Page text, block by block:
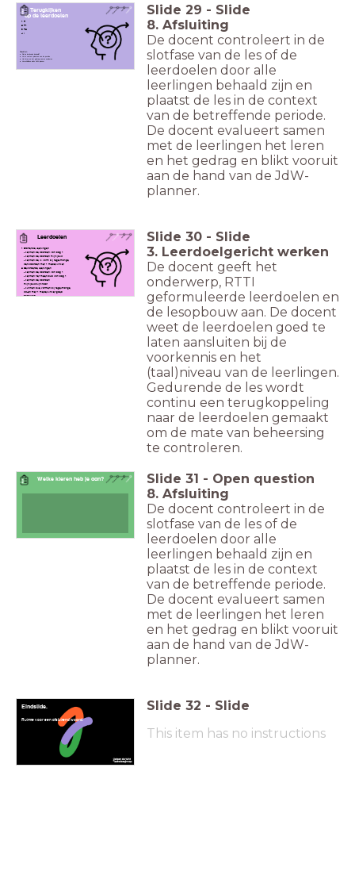
Terugkijken
op de leerdoelen
R
T1
T2
I
Checklist:
Zijn de leerdoelen behaald?
Les in context plaatsen van de periode
Het leren en het gedrag samen evalueren
Vooruitblikken adhv JdW-planner
Slide 29 - Slide
8. Afsluiting
De docent controleert in de
slotfase van de les of de
leerdoelen door alle
leerlingen behaald zijn en
plaatst de les in de context
van de betreffende periode.
De docent evalueert samen
met de leerlingen het leren
en het gedrag en blikt vooruit
aan de hand van de JdW-
planner.
Leerdoelen
Startende leerlingen
- kennen de woorden van dag 1
- kennen de woorden mijn/jouw
- kennen de ik vorm bij regelmatige
werkwoorden met 1 medeklinker
Gevorderde leerlingen
- kennen de woorden van dag 1
- kennen het meervoud van dag 1
- kennen de woorden
mijn/jouw/zijn/haar
- kunnen alle vormen bij regelmatige
ww-en met 1 medeklinker goed
schrijven
Slide 30 - Slide
3. Leerdoelgericht werken
De docent geeft het
onderwerp, RTTI
geformuleerde leerdoelen en
de lesopbouw aan. De docent
weet de leerdoelen goed te
laten aansluiten bij de
voorkennis en het
(taal)niveau van de leerlingen.
Gedurende de les wordt
continu een terugkoppeling
naar de leerdoelen gemaakt
om de mate van beheersing
te controleren.
Welke kleren heb je aan? Slide 31 - Open question
8. Afsluiting
De docent controleert in de
slotfase van de les of de
leerdoelen door alle
leerlingen behaald zijn en
plaatst de les in de context
van de betreffende periode.
De docent evalueert samen
met de leerlingen het leren
en het gedrag en blikt vooruit
aan de hand van de JdW-
planner.
Eindslide.
Ruimte voor een afsluitend woord.
Slide 32 - Slide
This item has no instructions